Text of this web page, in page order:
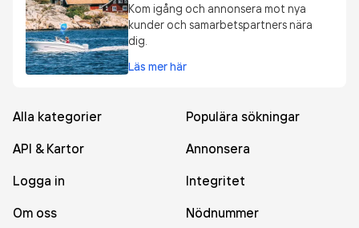
Kom igång och annonsera mot nya
kunder och samarbetspartners nära
dig.
Läs mer här
Alla kategorier
Populära sökningar
API & Kartor
Annonsera
Logga in
Integritet
Om oss
Nödnummer